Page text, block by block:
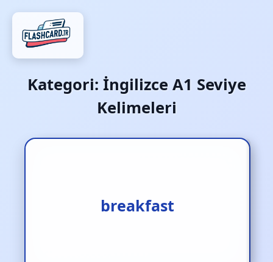
Kategori: İngilizce A1 Seviye
Kelimeleri
breakfast
etmek [f.] 3.kahvaltı